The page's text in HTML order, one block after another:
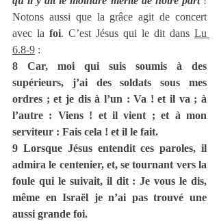
Notons aussi que la grâce agit de concert
avec la foi. C’est Jésus qui le dit dans Lu
6.8-9 :
8 Car, moi qui suis soumis à des
supérieurs, j’ai des soldats sous mes
ordres ; et je dis à l’un : Va ! et il va ; à
l’autre : Viens ! et il vient ; et à mon
serviteur : Fais cela ! et il le fait.
9 Lorsque Jésus entendit ces paroles, il
admira le centenier, et, se tournant vers la
foule qui le suivait, il dit : Je vous le dis,
même en Israël je n’ai pas trouvé une
aussi grande foi.